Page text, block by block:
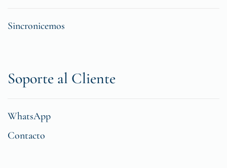
Sincronicemos
Soporte al Cliente
WhatsApp
Contacto